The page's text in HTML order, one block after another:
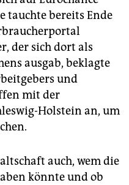
tauchte bereits Ende
der sich dort als
ausgab, beklagte
und
mit der
Holstein an, um
auch, wem die
könnte und ob